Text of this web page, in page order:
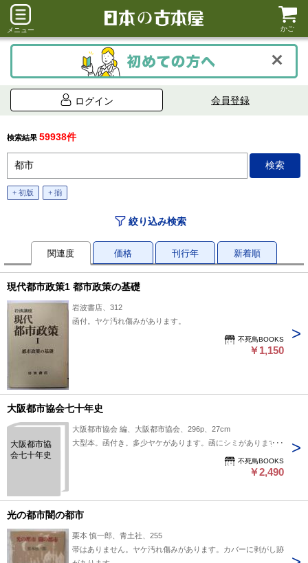
メニュー かご
ログイン 会員登録
検索結果 59938件
+ 初版 + 揃
絞り込み検索
関連度 価格 刊行年 新着順
現代都市政策1 都市政策の基礎
岩波書店、312
函付。ヤケ汚れ傷みがあります。
不死鳥BOOKS
￥1,150
大阪都市協会七十年史
大阪都市協
会七十年史
大阪都市協会 編、大阪都市協会、296p、27cm
大型本。函付き。多少ヤケがあります。函にシミがあります。
不死鳥BOOKS
￥2,490
光の都市闇の都市
栗本 慎一郎、青土社、255
帯はありません。ヤケ汚れ傷みがあります。カバーに剥がし跡